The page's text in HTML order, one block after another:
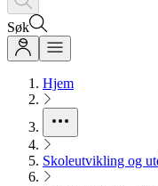
Søk
Hjem
Skoleutvikling og